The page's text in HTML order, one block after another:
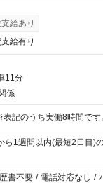
給あり
給有り
11分
係
～18:00 ※表記のうち実働8時間です
ら1週間以内(最短2日目)
書不要 / 電話対応なし /